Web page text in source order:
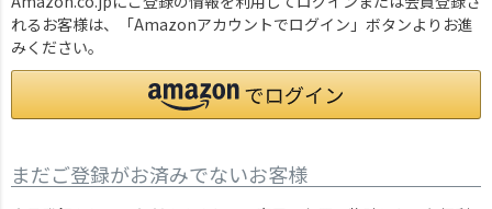
れるお客様は、「Amazonアカウントでログイン」ボタンよりお進
みください。
まだご登録がお済みでないお客様